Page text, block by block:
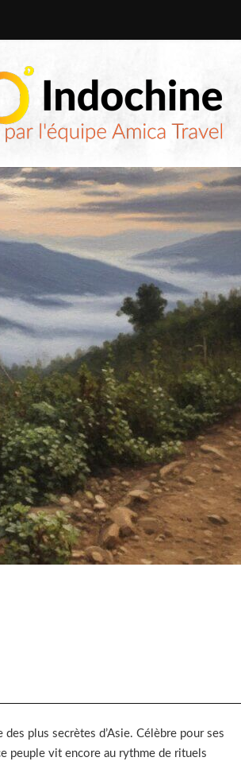
des plus secrètes d’Asie. Célèbre pour ses
peuple vit encore au rythme de rituels